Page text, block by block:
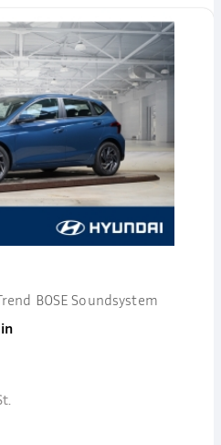
BOSE Soundsystem